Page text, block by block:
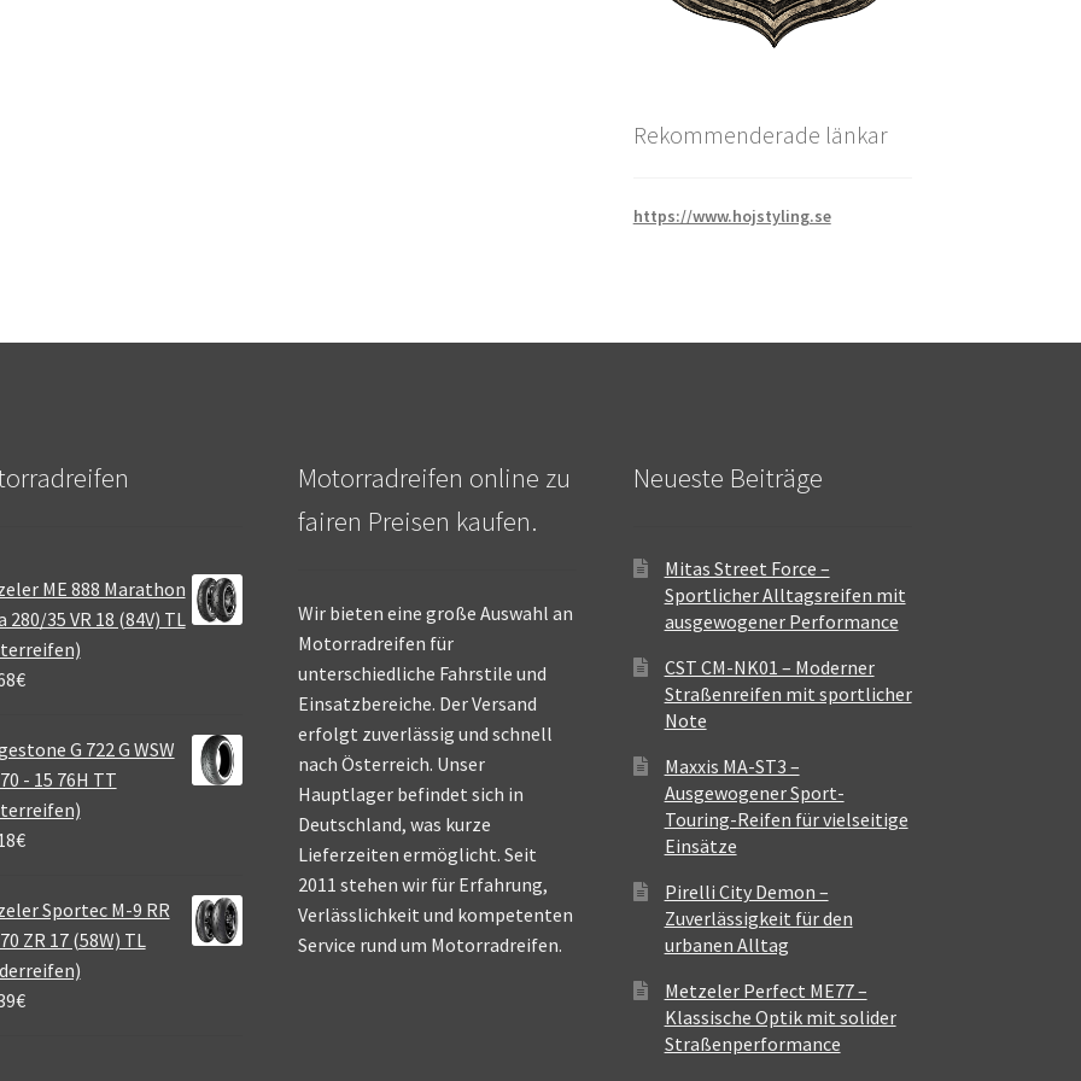
Rekommenderade länkar
https://www.hojstyling.se
ME 888 Marathon
280/35 VR 18 (84V) TL
€
G 722 G WSW
- 15 76H TT
€
Sportec M-9 RR
ZR 17 (58W) TL
€
Motorradreifen online zu
fairen Preisen kaufen.
Wir bieten eine große Auswahl an
Motorradreifen für
unterschiedliche Fahrstile und
Einsatzbereiche. Der Versand
erfolgt zuverlässig und schnell
nach Österreich. Unser
Hauptlager befindet sich in
Deutschland, was kurze
Lieferzeiten ermöglicht. Seit
2011 stehen wir für Erfahrung,
Verlässlichkeit und kompetenten
Service rund um Motorradreifen.
Neueste Beiträge
Mitas Street Force –
Sportlicher Alltagsreifen mit
ausgewogener Performance
CST CM-NK01 – Moderner
Straßenreifen mit sportlicher
Note
Maxxis MA-ST3 –
Ausgewogener Sport-
Touring-Reifen für vielseitige
Einsätze
Pirelli City Demon –
Zuverlässigkeit für den
urbanen Alltag
Metzeler Perfect ME77 –
Klassische Optik mit solider
Straßenperformance